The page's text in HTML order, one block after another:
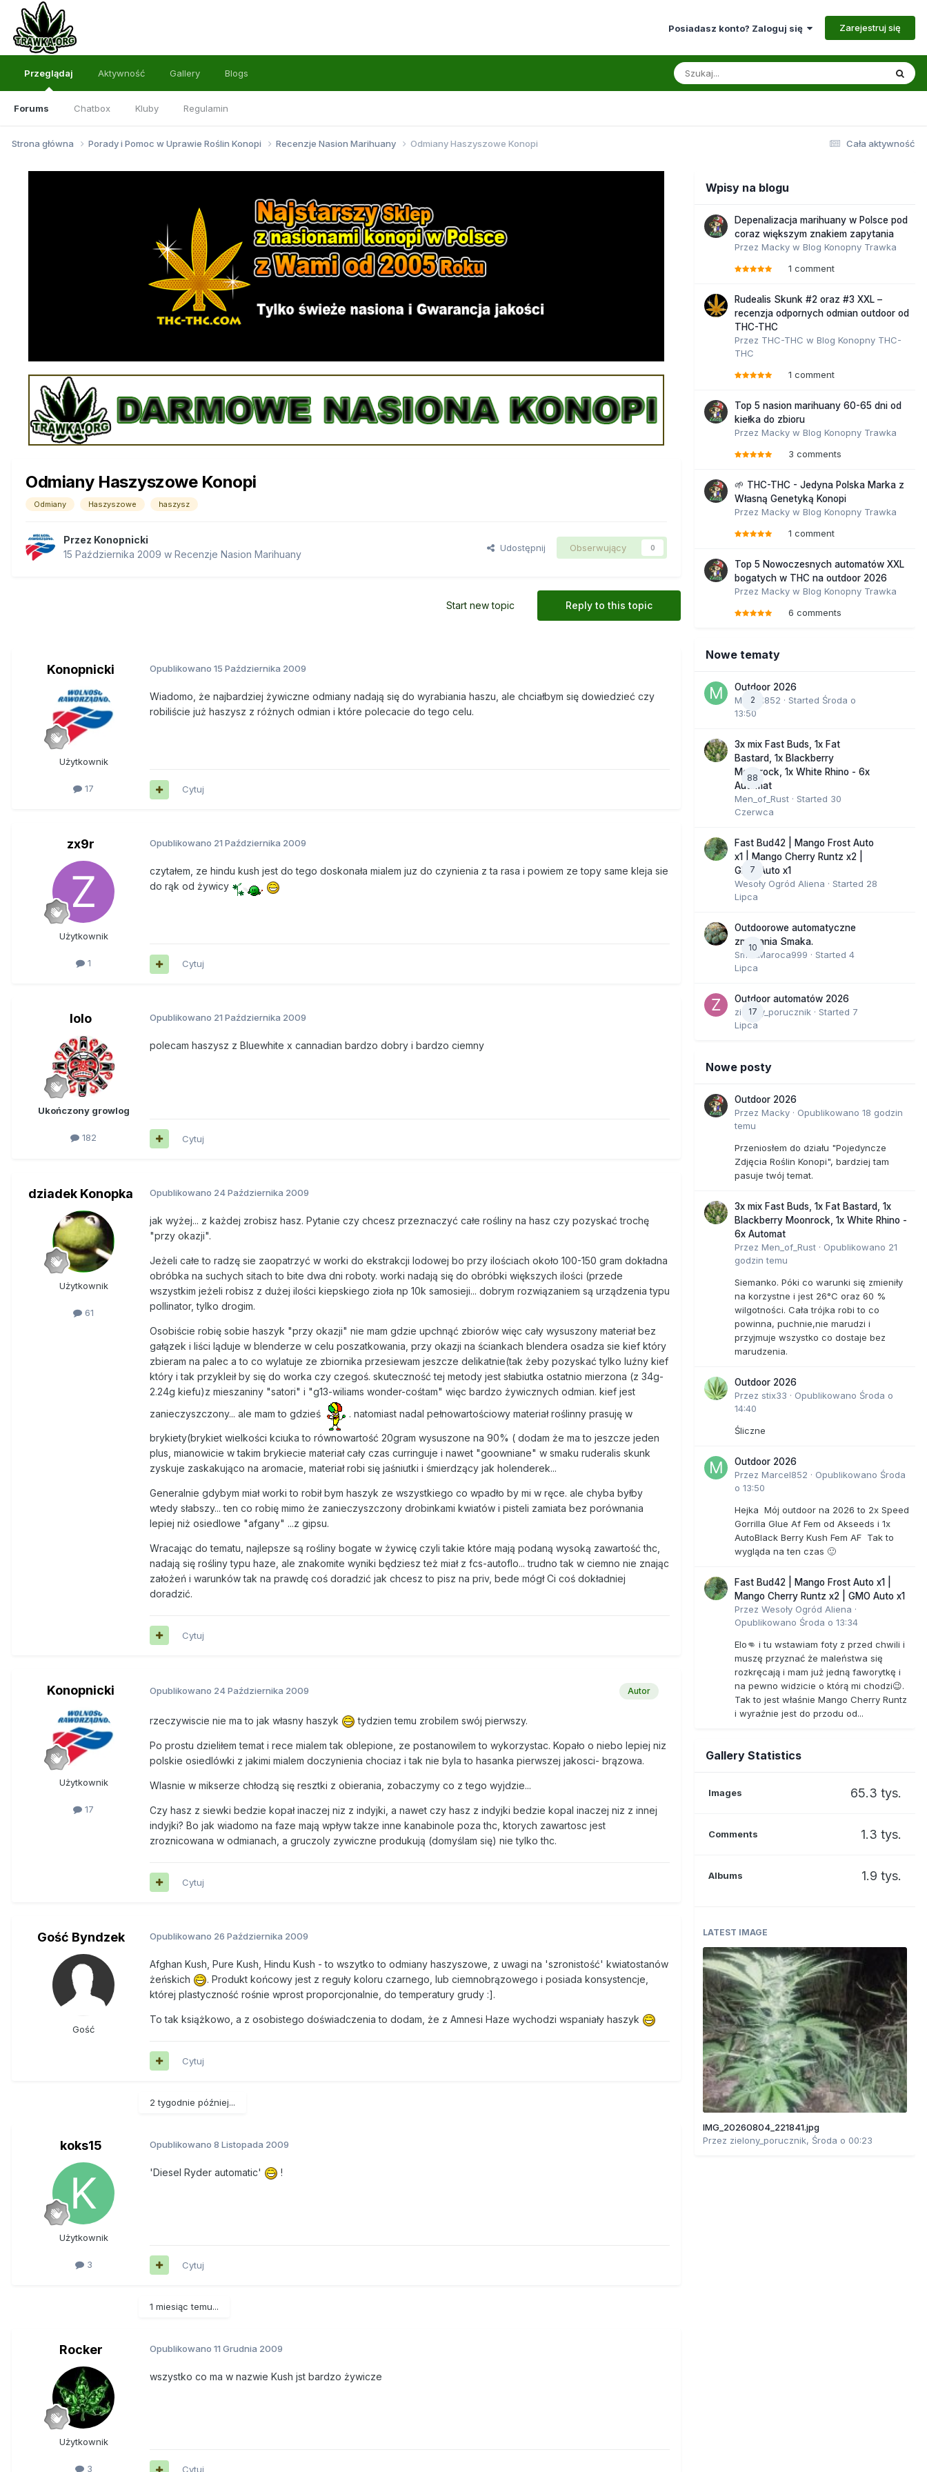
Posiadasz konto? Zaloguj się Zarejestruj się
Przeglądaj
Forums Chatbox Kluby Regulamin
Aktywność Gallery Blogs
Cała aktywność
Strona główna Porady i Pomoc w Uprawie Roślin Konopi Recenzje Nasion Marihuany Odmiany Haszyszowe Konopi
Odmiany Haszyszowe Konopi
Odmiany Haszyszowe haszysz
Przez Konopnicki
15 Października 2009 w Recenzje Nasion Marihuany
Udostępnij Obserwujący 0
Reply to this topic
Start new topic
Konopnicki
Użytkownik
17
Opublikowano 15 Października 2009
Wiadomo, że najbardziej żywiczne odmiany nadają się do wyrabiania haszu, ale chciałbym się dowiedzieć czy
robiliście już haszysz z różnych odmian i które polecacie do tego celu.
Cytuj
zx9r
Użytkownik
1
Opublikowano 21 Października 2009
czytałem, ze hindu kush jest do tego doskonała mialem juz do czynienia z ta rasa i powiem ze topy same kleja sie
do rąk od żywicy
Cytuj
lolo
Ukończony growlog
182
Opublikowano 21 Października 2009
polecam haszysz z Bluewhite x cannadian bardzo dobry i bardzo ciemny
Cytuj
dziadek Konopka
Użytkownik
61
Opublikowano 24 Października 2009
jak wyżej... z każdej zrobisz hasz. Pytanie czy chcesz przeznaczyć całe rośliny na hasz czy pozyskać trochę
"przy okazji".
Jeżeli całe to radzę sie zaopatrzyć w worki do ekstrakcji lodowej bo przy ilościach około 100-150 gram dokładna
obróbka na suchych sitach to bite dwa dni roboty. worki nadają się do obróbki większych ilości (przede
wszystkim jeżeli robisz z dużej ilości kiepskiego zioła np 10k samosieji... dobrym rozwiązaniem są urządzenia typu
pollinator, tylko drogim.
Osobiście robię sobie haszyk "przy okazji" nie mam gdzie upchnąć zbiorów więc cały wysuszony materiał bez
gałązek i liści ląduje w blenderze w celu poszatkowania, przy okazji na ściankach blendera osadza sie kief który
zbieram na palec a to co wylatuje ze zbiornika przesiewam jeszcze delikatnie(tak żeby pozyskać tylko luźny kief
który i tak przykleił by się do worka czy czegoś. skuteczność tej metody jest słabiutka ostatnio mierzona (z 34g-
2.24g kiefu)z mieszaniny "satori" i "g13-wiliams wonder-cośtam" więc bardzo żywicznych odmian. kief jest
zanieczyszczony... ale mam to gdzieś
. natomiast nadal pełnowartościowy materiał roślinny prasuję w
brykiety(brykiet wielkości kciuka to równowartość 20gram wysuszone na 90% ( dodam że ma to jeszcze jeden
plus, mianowicie w takim brykiecie materiał cały czas curringuje i nawet "goowniane" w smaku ruderalis skunk
zyskuje zaskakująco na aromacie, materiał robi się jaśniutki i śmierdzący jak holenderek...
Generalnie gdybym miał worki to robił bym haszyk ze wszystkiego co wpadło by mi w ręce. ale chyba byłby
wtedy słabszy... ten co robię mimo że zanieczyszczony drobinkami kwiatów i pisteli zamiata bez porównania
lepiej niż osiedlowe "afgany" ...z gipsu.
Wracając do tematu, najlepsze są rośliny bogate w żywicę czyli takie które mają podaną wysoką zawartość thc,
nadają się rośliny typu haze, ale znakomite wyniki będziesz też miał z fcs-autoflo... trudno tak w ciemno nie znając
założeń i warunków tak na prawdę coś doradzić jak chcesz to pisz na priv, bede mógł Ci coś dokładniej
doradzić.
Cytuj
Konopnicki
Użytkownik
17
Autor
Opublikowano 24 Października 2009
rzeczywiscie nie ma to jak własny haszyk tydzien temu zrobilem swój pierwszy.
Po prostu dzieliłem temat i rece mialem tak oblepione, ze postanowilem to wykorzystac. Kopało o niebo lepiej niz
polskie osiedlówki z jakimi mialem doczynienia chociaz i tak nie byla to hasanka pierwszej jakosci- brązowa.
Wlasnie w mikserze chłodzą się resztki z obierania, zobaczymy co z tego wyjdzie...
Czy hasz z siewki bedzie kopał inaczej niz z indyjki, a nawet czy hasz z indyjki bedzie kopal inaczej niz z innej
indyjki? Bo jak wiadomo na faze mają wpływ takze inne kanabinole poza thc, ktorych zawartosc jest
zroznicowana w odmianach, a gruczoly zywiczne produkują (domyślam się) nie tylko thc.
Cytuj
Gość Byndzek
Gość
Opublikowano 26 Października 2009
Afghan Kush, Pure Kush, Hindu Kush - to wszytko to odmiany haszyszowe, z uwagi na 'szronistość' kwiatostanów
żeńskich
. Produkt końcowy jest z reguły koloru czarnego, lub ciemnobrązowego i posiada konsystencje,
której plastyczność rośnie wprost proporcjonalnie, do temperatury grudy :].
To tak książkowo, a z osobistego doświadczenia to dodam, że z Amnesi Haze wychodzi wspaniały haszyk
Cytuj
2 tygodnie później...
koks15
Użytkownik
3
Opublikowano 8 Listopada 2009
'Diesel Ryder automatic' !
Cytuj
1 miesiąc temu...
Rocker
Użytkownik
3
Opublikowano 11 Grudnia 2009
wszystko co ma w nazwie Kush jst bardzo żywicze
Cytuj
Wpisy na blogu
Depenalizacja marihuany w Polsce pod
coraz większym znakiem zapytania
Przez Macky w Blog Konopny Trawka
1 comment
Rudealis Skunk #2 oraz #3 XXL –
recenzja odpornych odmian outdoor od
THC-THC
Przez THC-THC w Blog Konopny THC-
THC
1 comment
Top 5 nasion marihuany 60-65 dni od
kiełka do zbioru
Przez Macky w Blog Konopny Trawka
3 comments
🌱 THC-THC - Jedyna Polska Marka z
Własną Genetyką Konopi
Przez Macky w Blog Konopny Trawka
1 comment
Top 5 Nowoczesnych automatów XXL
bogatych w THC na outdoor 2026
Przez Macky w Blog Konopny Trawka
6 comments
Nowe tematy
2
Outdoor 2026
Marcel852 · Started Środa o
13:50
88
3x mix Fast Buds, 1x Fat
Bastard, 1x Blackberry
Moonrock, 1x White Rhino - 6x
Automat
Men_of_Rust · Started 30
Czerwca
7
Fast Bud42 | Mango Frost Auto
x1 | Mango Cherry Runtz x2 |
GMO Auto x1
Wesoły Ogród Aliena · Started 28
Lipca
10
Outdoorowe automatyczne
zmagania Smaka.
SmakMaroca999 · Started 4
Lipca
17
Outdoor automatów 2026
zielony_porucznik · Started 7
Lipca
Nowe posty
Outdoor 2026
Przez Macky · Opublikowano 18 godzin
temu
Przeniosłem do działu "Pojedyncze
Zdjęcia Roślin Konopi", bardziej tam
pasuje twój temat.
3x mix Fast Buds, 1x Fat Bastard, 1x
Blackberry Moonrock, 1x White Rhino -
6x Automat
Przez Men_of_Rust · Opublikowano 21
godzin temu
Siemanko. Póki co warunki się zmieniły
na korzystne i jest 26°C oraz 60 %
wilgotności. Cała trójka robi to co
powinna, puchnie,nie marudzi i
przyjmuje wszystko co dostaje bez
marudzenia.
Outdoor 2026
Przez stix33 · Opublikowano Środa o
14:40
Śliczne
Outdoor 2026
Przez Marcel852 · Opublikowano Środa
o 13:50
Hejka Mój outdoor na 2026 to 2x Speed
Gorrilla Glue Af Fem od Akseeds i 1x
AutoBlack Berry Kush Fem AF Tak to
wygląda na ten czas 🙂
Fast Bud42 | Mango Frost Auto x1 |
Mango Cherry Runtz x2 | GMO Auto x1
Przez Wesoły Ogród Aliena ·
Opublikowano Środa o 13:34
Elo👊 i tu wstawiam foty z przed chwili i
muszę przyznać że maleństwa się
rozkręcają i mam już jedną faworytkę i
na pewno widzicie o którą mi chodzi😉.
Tak to jest właśnie Mango Cherry Runtz
i wyraźnie jest do przodu od...
Gallery Statistics
Images 65.3 tys.
Comments 1.3 tys.
Albums 1.9 tys.
LATEST IMAGE
IMG_20260804_221841.jpg
Przez zielony_porucznik, Środa o 00:23